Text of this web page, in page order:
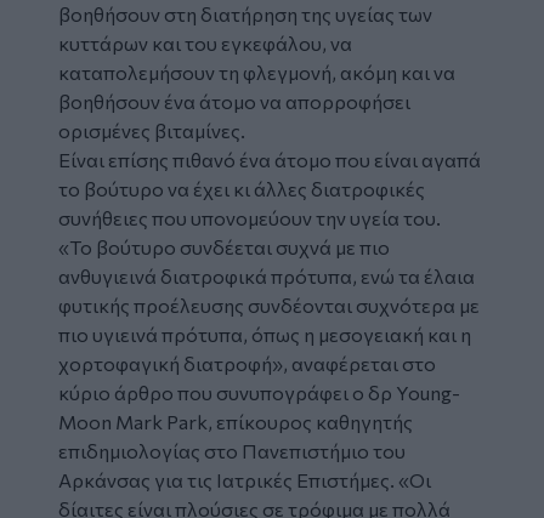
βοηθήσουν στη διατήρηση της υγείας των
κυττάρων και του εγκεφάλου, να
καταπολεμήσουν τη φλεγμονή, ακόμη και να
βοηθήσουν ένα άτομο να απορροφήσει
ορισμένες βιταμίνες.
Είναι επίσης πιθανό ένα άτομο που είναι αγαπά
το βούτυρο να έχει κι άλλες διατροφικές
συνήθειες που υπονομεύουν την υγεία του.
«Το βούτυρο συνδέεται συχνά με πιο
ανθυγιεινά διατροφικά πρότυπα, ενώ τα έλαια
φυτικής προέλευσης συνδέονται συχνότερα με
πιο υγιεινά πρότυπα, όπως η μεσογειακή και η
χορτοφαγική διατροφή», αναφέρεται στο
κύριο άρθρο που συνυπογράφει ο δρ Young-
Moon Mark Park, επίκουρος καθηγητής
επιδημιολογίας στο Πανεπιστήμιο του
Αρκάνσας για τις Ιατρικές Επιστήμες. «Οι
δίαιτες είναι πλούσιες σε τρόφιμα με πολλά